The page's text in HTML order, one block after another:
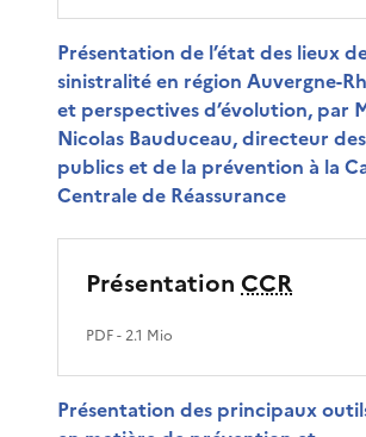
Présentation de l’état des lieux
sinistralité en région Auvergne-
et perspectives d’évolution, par
Nicolas Bauduceau, directeur
publics et de la prévention à la
Centrale de Réassurance
Présentation CCR
PDF- 2.1 Mio
Présentation des principaux